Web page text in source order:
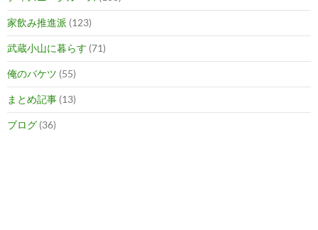
家飲み推進派 (123)
武蔵小山に暮らす (71)
俺のバケツ (55)
まとめ記事 (13)
ブログ (36)